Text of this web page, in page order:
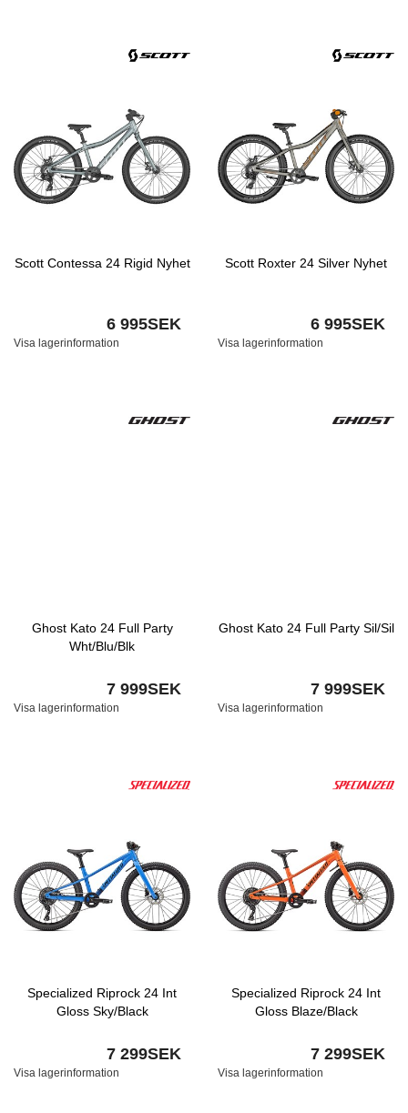
Scott Contessa 24 Rigid Nyhet
6 995SEK
Visa lagerinformation
Scott Roxter 24 Silver Nyhet
6 995SEK
Visa lagerinformation
Ghost Kato 24 Full Party
Wht/Blu/Blk
7 999SEK
Visa lagerinformation
Ghost Kato 24 Full Party Sil/Sil
7 999SEK
Visa lagerinformation
Specialized Riprock 24 Int
Gloss Sky/Black
7 299SEK
Visa lagerinformation
Specialized Riprock 24 Int
Gloss Blaze/Black
7 299SEK
Visa lagerinformation